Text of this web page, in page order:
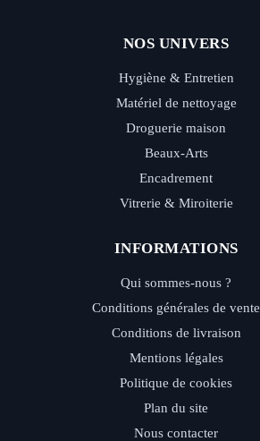
NOS UNIVERS
Hygiène & Entretien
Matériel de nettoyage
Droguerie maison
Beaux-Arts
Encadrement
Vitrerie & Miroiterie
INFORMATIONS
Qui sommes-nous ?
Conditions générales de vente
Conditions de livraison
Mentions légales
Politique de cookies
Plan du site
Nous contacter